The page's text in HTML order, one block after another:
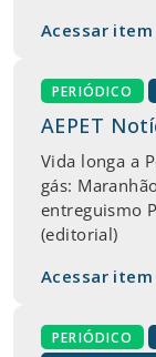
Acessar item
PERIÓDICO
AEPET
Vida longa a
gás:
entreguismo
(editorial)
Acessar item
PERIÓDICO